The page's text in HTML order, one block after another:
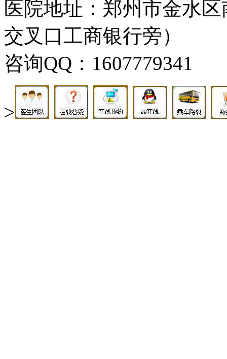
医院地址：郑州市金水
交叉口工商银行旁）
咨询QQ：1607779341
>